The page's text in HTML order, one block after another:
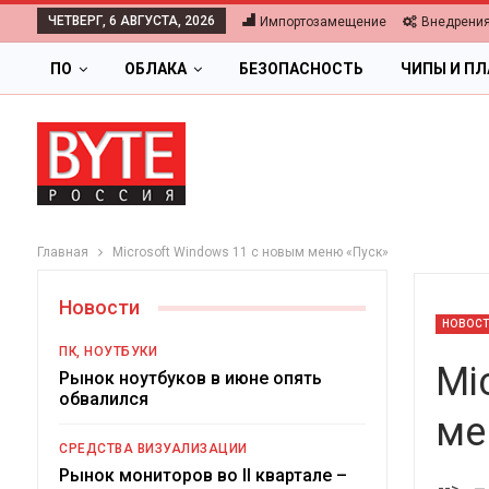
ЧЕТВЕРГ, 6 АВГУСТА, 2026 Импортозамещение Внедрения
ПО ОБЛАКА БЕЗОПАСНОСТЬ ЧИПЫ И
Главная Microsoft Windows 11 с новым меню «Пуск»
Новости
ПК, НОУТБУКИ
Рынок ноутбуков в июне опять
обвалился
СРЕДСТВА ВИЗУАЛИЗАЦИИ
Рынок мониторов во II квартале –